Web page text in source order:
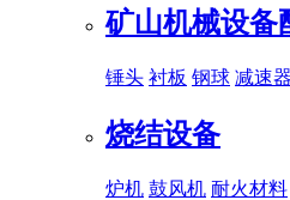
矿山机械设备
锤头 衬板 钢球 减速器
烧结设备
炉机 鼓风机 耐火材料